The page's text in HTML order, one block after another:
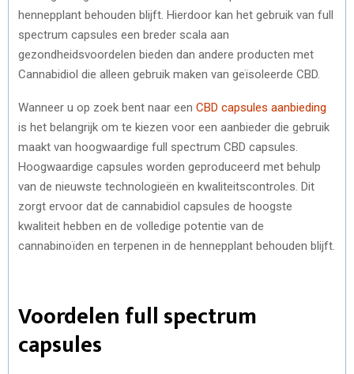
hennepplant behouden blijft. Hierdoor kan het gebruik van full
spectrum capsules een breder scala aan
gezondheidsvoordelen bieden dan andere producten met
Cannabidiol die alleen gebruik maken van geïsoleerde CBD.
Wanneer u op zoek bent naar een CBD capsules aanbieding
is het belangrijk om te kiezen voor een aanbieder die gebruik
maakt van hoogwaardige full spectrum CBD capsules.
Hoogwaardige capsules worden geproduceerd met behulp
van de nieuwste technologieën en kwaliteitscontroles. Dit
zorgt ervoor dat de cannabidiol capsules de hoogste
kwaliteit hebben en de volledige potentie van de
cannabinoïden en terpenen in de hennepplant behouden blijft.
Voordelen full spectrum
capsules